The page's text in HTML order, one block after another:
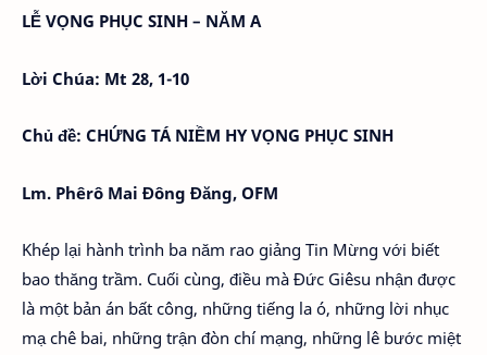
LỄ VỌNG PHỤC SINH – NĂM A
Lời Chúa: Mt 28, 1-10
Chủ đề: CHỨNG TÁ NIỀM HY VỌNG PHỤC SINH
Lm. Phêrô Mai Đông Đăng, OFM
Khép lại hành trình ba năm rao giảng Tin Mừng với biết
bao thăng trầm. Cuối cùng, điều mà Đức Giêsu nhận được
là một bản án bất công, những tiếng la ó, những lời nhục
mạ chê bai, những trận đòn chí mạng, những lê bước miệt